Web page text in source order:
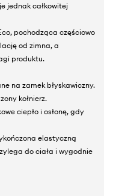
jednak całkowitej
pochodząca częściowo
od zimna, a
produktu.
na zamek błyskawiczny.
kołnierz.
ciepło i osłonę, gdy
elastyczną
do ciała i wygodnie